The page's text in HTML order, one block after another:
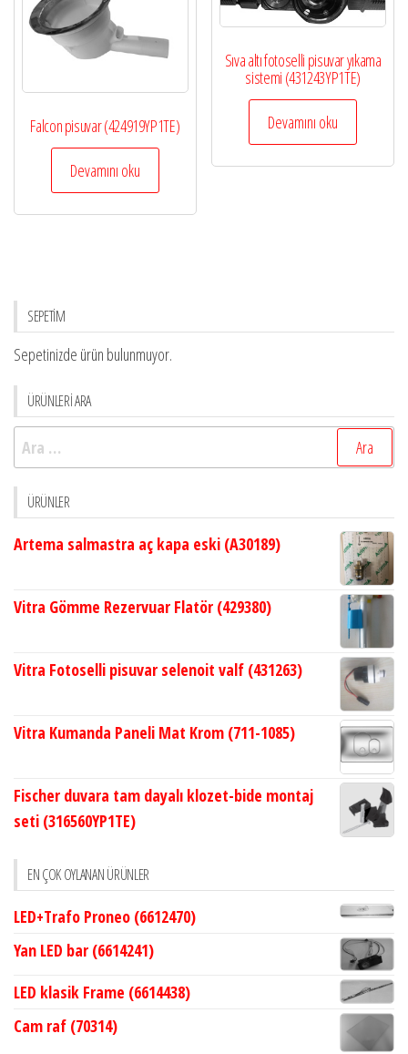
Falcon pisuvar (424919YP1TE)
Devamını oku
Sıva altı fotoselli pisuvar yıkama
sistemi (431243YP1TE)
Devamını oku
SEPETİM
Sepetinizde ürün bulunmuyor.
ÜRÜNLERİ ARA
Arama:
ÜRÜNLER
Artema salmastra aç kapa eski (A30189)
Vitra Gömme Rezervuar Flatör (429380)
Vitra Fotoselli pisuvar selenoit valf (431263)
Vitra Kumanda Paneli Mat Krom (711-1085)
Fischer duvara tam dayalı klozet-bide montaj
seti (316560YP1TE)
EN ÇOK OYLANAN ÜRÜNLER
LED+Trafo Proneo (6612470)
Yan LED bar (6614241)
LED klasik Frame (6614438)
Cam raf (70314)